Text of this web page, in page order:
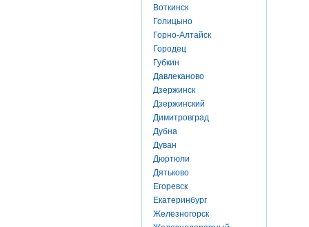
Воткинск
Голицыно
Горно-Алтайск
Городец
Губкин
Давлеканово
Дзержинск
Дзержинский
Димитровград
Дубна
Дуван
Дюртюли
Дятьково
Егоревск
Екатеринбург
Железногорск